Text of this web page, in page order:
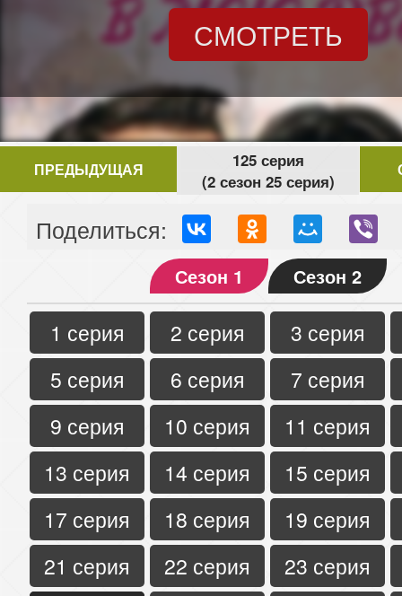
СМОТРЕТЬ
ПРЕДЫДУЩАЯ
125 серия
(2 сезон 25 серия)
Поделиться:
Сезон 1 Сезон 2
1 серия 2 серия
3 серия
5 серия
6 серия
7 серия
9 серия
10 серия
11 серия
13 серия
14 серия
15 серия
17 серия
18 серия
19 серия
21 серия
22 серия
23 серия